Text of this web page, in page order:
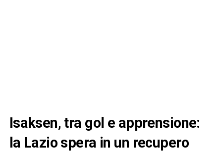
Isaksen, tra gol e apprensione:
la Lazio spera in un recupero